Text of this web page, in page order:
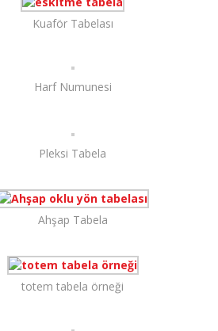
Kuaför Tabelası
Harf Numunesi
Pleksi Tabela
Ahşap Tabela
totem tabela örneği